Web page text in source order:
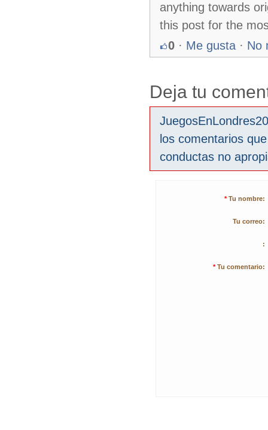
anything towards
this post for the
0 · Me gusta · No
Deja tu
los comentarios
conductas no
* Tu nombre:
Tu correo:
:
* Tu comentario: